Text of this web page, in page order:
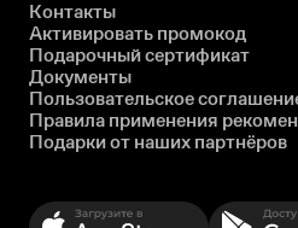
Контакты
Активировать промокод
Подарочный сертификат
Документы
Пользовательское
Правила применения
Подарки от наших партнёров